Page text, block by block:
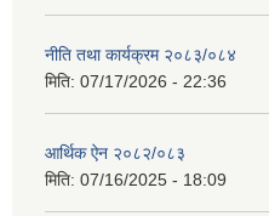
नीति तथा कार्यक्रम २०८३/०८४
मिति: 07/17/2026 - 22:36
आर्थिक ऐन २०८२/०८३
मिति: 07/16/2025 - 18:09